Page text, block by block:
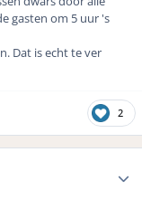
gasten om 5 uur 's
Dat is echt te ver
2